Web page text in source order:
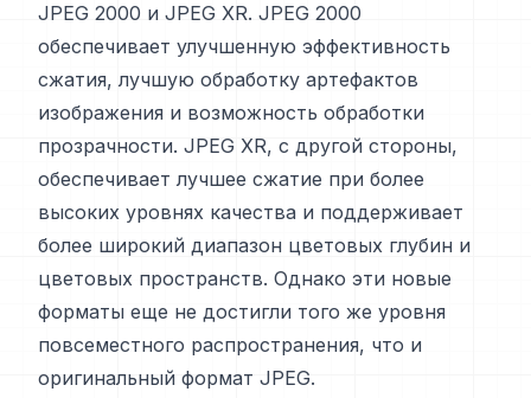
JPEG 2000 и JPEG XR. JPEG 2000
обеспечивает улучшенную эффективность
сжатия, лучшую обработку артефактов
изображения и возможность обработки
прозрачности. JPEG XR, с другой стороны,
обеспечивает лучшее сжатие при более
высоких уровнях качества и поддерживает
более широкий диапазон цветовых глубин и
цветовых пространств. Однако эти новые
форматы еще не достигли того же уровня
повсеместного распространения, что и
оригинальный формат JPEG.